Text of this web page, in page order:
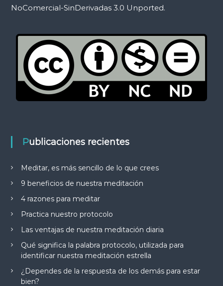
NoComercial-SinDerivadas 3.0 Unported.
Publicaciones recientes
Meditar, es más sencillo de lo que crees
9 beneficios de nuestra meditación
4 razones para meditar
Practica nuestro protocolo
Las ventajas de nuestra meditación diaria
Qué significa la palabra protocolo, utilizada para
identificar nuestra meditación estrella
¿Dependes de la respuesta de los demás para estar
bien?